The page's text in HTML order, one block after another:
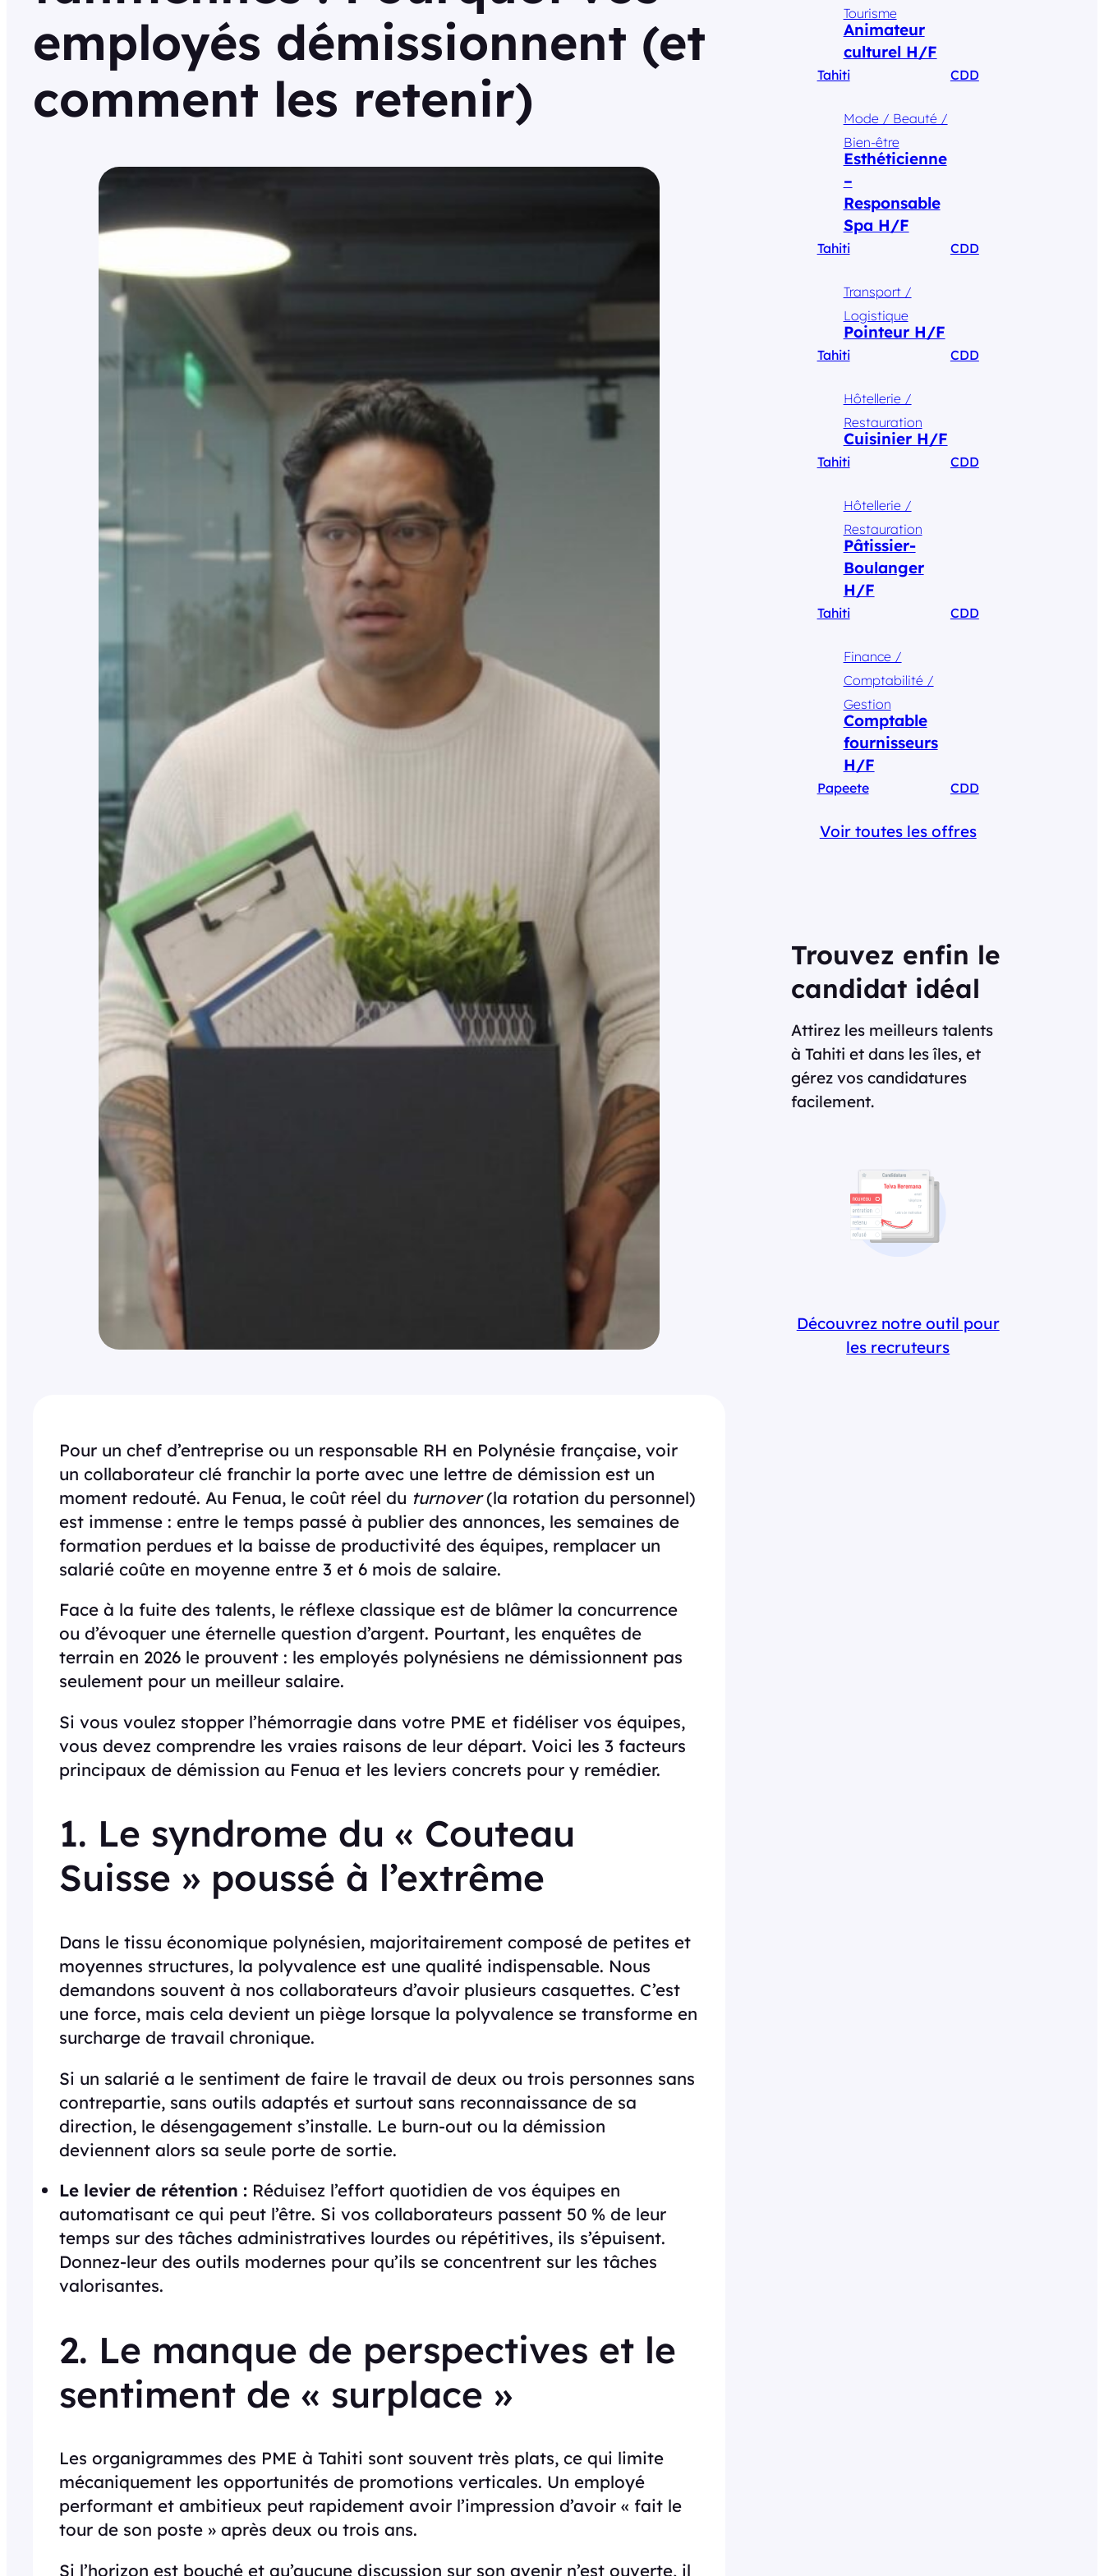
employés démissionnent (et
comment les retenir)
Pour un chef d’entreprise ou un responsable RH en Polynésie française, voir
un collaborateur clé franchir la porte avec une lettre de démission est un
moment redouté. Au Fenua, le coût réel du turnover(la rotation du personnel)
est immense : entre le temps passé à publier des annonces, les semaines de
formation perdues et la baisse de productivité des équipes, remplacer un
salarié coûte en moyenne entre 3 et 6 mois de salaire.
Face à la fuite des talents, le réflexe classique est de blâmer la concurrence
ou d’évoquer une éternelle question d’argent. Pourtant, les enquêtes de
terrain en 2026 le prouvent : les employés polynésiens ne démissionnent pas
seulement pour un meilleur salaire.
Si vous voulez stopper l’hémorragie dans votre PME et fidéliser vos équipes,
vous devez comprendre les vraies raisons de leur départ. Voici les 3 facteurs
principaux de démission au Fenua et les leviers concrets pour y remédier.
1. Le syndrome du « Couteau
Suisse » poussé à l’extrême
Dans le tissu économique polynésien, majoritairement composé de petites et
moyennes structures, la polyvalence est une qualité indispensable. Nous
demandons souvent à nos collaborateurs d’avoir plusieurs casquettes. C’est
une force, mais cela devient un piège lorsque la polyvalence se transforme en
surcharge de travail chronique.
Si un salarié a le sentiment de faire le travail de deux ou trois personnes sans
contrepartie, sans outils adaptés et surtout sans reconnaissance de sa
direction, le désengagement s’installe. Le burn-out ou la démission
deviennent alors sa seule porte de sortie.
Le levier de rétention : Réduisez l’effort quotidien de vos équipes en
automatisant ce qui peut l’être. Si vos collaborateurs passent 50 % de leur
temps sur des tâches administratives lourdes ou répétitives, ils s’épuisent.
Donnez-leur des outils modernes pour qu’ils se concentrent sur les tâches
valorisantes.
2. Le manque de perspectives et le
sentiment de « surplace »
Les organigrammes des PME à Tahiti sont souvent très plats, ce qui limite
mécaniquement les opportunités de promotions verticales. Un employé
performant et ambitieux peut rapidement avoir l’impression d’avoir « fait le
tour de son poste » après deux ou trois ans.
Si l’horizon est bouché et qu’aucune discussion sur son avenir n’est ouverte, il
Tourisme
Animateur
culturel H/F
Tahiti CDD
Mode / Beauté /
Bien-être
Esthéticienne
–
Responsable
Spa H/F
Tahiti CDD
Transport /
Logistique
Pointeur H/F
Tahiti CDD
Hôtellerie /
Restauration
Cuisinier H/F
Tahiti CDD
Hôtellerie /
Restauration
Pâtissier-
Boulanger
H/F
Tahiti CDD
Finance /
Comptabilité /
Gestion
Comptable
fournisseurs
H/F
Papeete CDD
Voir toutes les offres
Trouvez enfin le
candidat idéal
Attirez les meilleurs talents
à Tahiti et dans les îles, et
gérez vos candidatures
facilement.
Découvrez notre outil pour
les recruteurs